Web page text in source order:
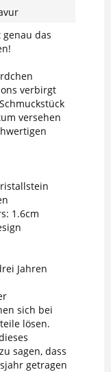
das
verbirgt
versehen
1.6cm
Jahren
sich bei
lösen.
sagen, dass
getragen